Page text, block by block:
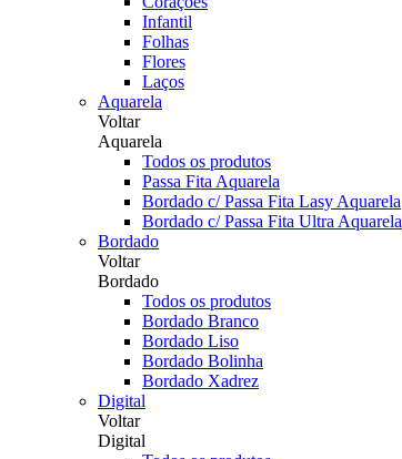
Infantil
Folhas
Flores
Laços
Aquarela
Voltar
Aquarela
Todos os produtos
Passa Fita Aquarela
Bordado c/ Passa Fita Lasy Aquarela
Bordado c/ Passa Fita Ultra Aquarela
Bordado
Voltar
Bordado
Todos os produtos
Bordado Branco
Bordado Liso
Bordado Bolinha
Bordado Xadrez
Digital
Voltar
Digital